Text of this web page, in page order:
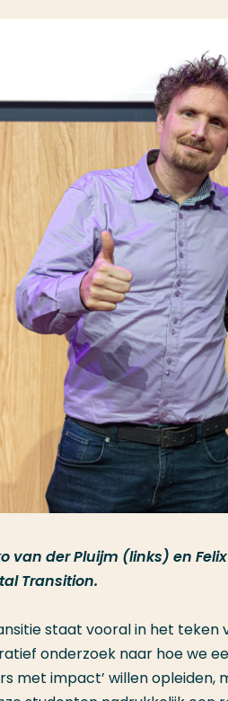
van der Pluijm (links) en
Transition.
staat vooral in het teken
onderzoek naar hoe we
met impact’ willen opleiden,